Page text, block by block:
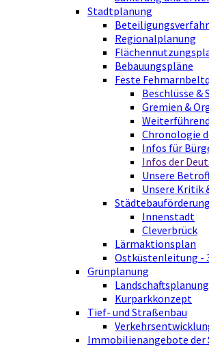
Stadtplanung
Regionalplanung
Bebauungspläne
Feste
Beschlüsse &
Gremien &
Chronologie
Infos für
Infos der
Unsere
Unsere Kritik
Städtebauförderung
Innenstadt
Cleverbrück
Lärmaktionsplan
Ostküstenleitung -
Grünplanung
Landschaftsplanung
Kurparkkonzept
Tief- und Straßenbau
Immobilienangebote der